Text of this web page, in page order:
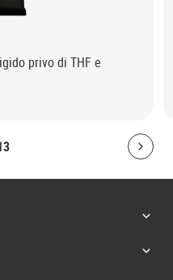
privo di THF e